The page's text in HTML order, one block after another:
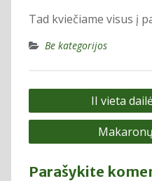
Tad kviečiame visus į
Be kategorijos
Navigacija
tarp
II vieta
Parašykite